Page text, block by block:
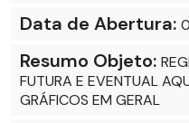
Data de Abertura:
Resumo Objeto:
FUTURA E EVENTUAL
GRÁFICOS EM GERAL